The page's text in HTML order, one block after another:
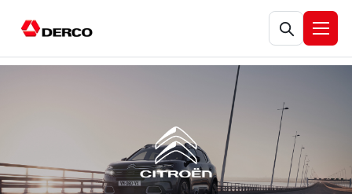
Abrir búsqueda
Abrir